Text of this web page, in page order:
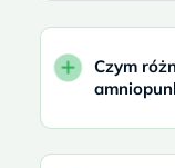
Czym